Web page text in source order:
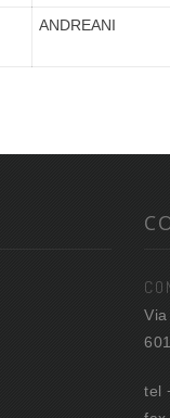
ANDREANI
tel